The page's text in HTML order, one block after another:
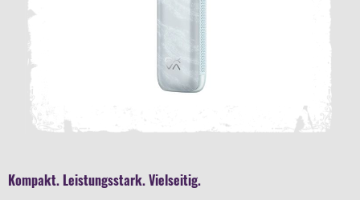
Kompakt. Leistungsstark. Vielseitig.